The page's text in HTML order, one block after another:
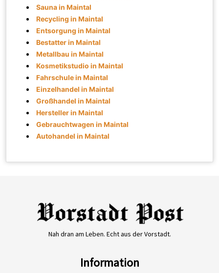
Sauna in Maintal
Recycling in Maintal
Entsorgung in Maintal
Bestatter in Maintal
Metallbau in Maintal
Kosmetikstudio in Maintal
Fahrschule in Maintal
Einzelhandel in Maintal
Großhandel in Maintal
Hersteller in Maintal
Gebrauchtwagen in Maintal
Autohandel in Maintal
Nah dran am Leben. Echt aus der Vorstadt.
Information